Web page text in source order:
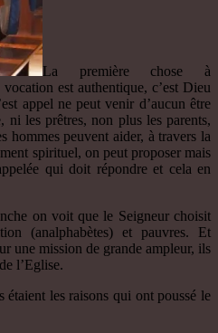
La première chose à
est authentique, c’est Dieu
appel ne peut venir d’aucun être
ni les prêtres, non plus les parents,
peuvent aider, à travers la
spirituel, on peut proposer mais
qui doit répondre et cela en
on voit que le Seigneur choisit
(analphabètes) et pauvres. Et
une mission de grande ampleur, ils
l’Eglise.
étaient les raisons qui ont poussé le